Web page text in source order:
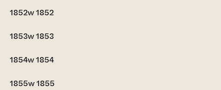
1852w1852
1853w1853
1854w1854
1855w1855